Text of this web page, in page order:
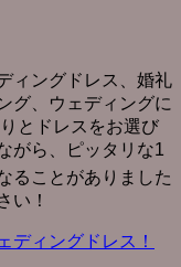
ィングドレス、婚礼
グ、ウェディングに
とドレスをお選び
がら、ピッタリな1
ることがありました
い！
ディングドレス！